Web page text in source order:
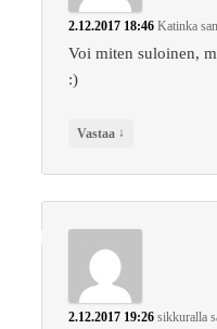
2.12.2017 18:46 Katinka
Voi miten suloinen,
:)
Vastaa ↓
2.12.2017 19:26 sikkuralla